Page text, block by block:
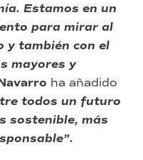
Estamos en un
para mirar al
y también con el
mayores y
ha añadido
todos un futuro
sostenible, más